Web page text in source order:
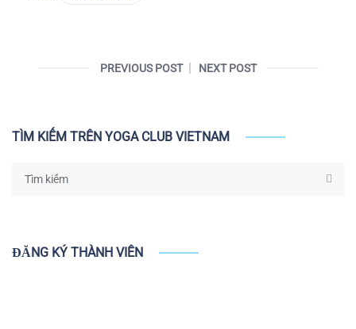
PREVIOUS POST NEXT POST
TÌM KIẾM TRÊN YOGA CLUB VIETNAM
ĐĂNG KÝ THÀNH VIÊN